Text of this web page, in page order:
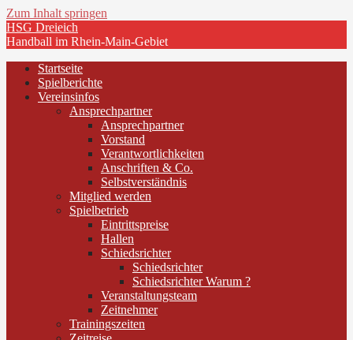
Zum Inhalt springen
HSG Dreieich
Handball im Rhein-Main-Gebiet
Startseite
Spielberichte
Vereinsinfos
Ansprechpartner
Ansprechpartner
Vorstand
Verantwortlichkeiten
Anschriften & Co.
Selbstverständnis
Mitglied werden
Spielbetrieb
Eintrittspreise
Hallen
Schiedsrichter
Schiedsrichter
Schiedsrichter Warum ?
Veranstaltungsteam
Zeitnehmer
Trainingszeiten